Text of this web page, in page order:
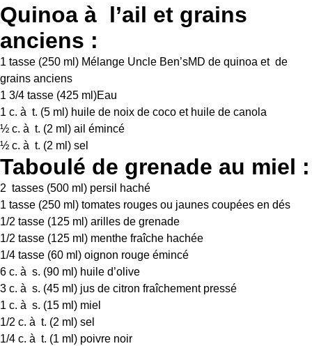
Quinoa à l’ail et grains
anciens :
1 tasse (250 ml) Mélange Uncle Ben’sMD de quinoa et de
grains anciens
1 3/4 tasse (425 ml)Eau
1 c. à t. (5 ml) huile de noix de coco et huile de canola
½ c. à t. (2 ml) ail émincé
½ c. à t. (2 ml) sel
Taboulé de grenade au miel :
2 tasses (500 ml) persil haché
1 tasse (250 ml) tomates rouges ou jaunes coupées en dés
1/2 tasse (125 ml) arilles de grenade
1/2 tasse (125 ml) menthe fraîche hachée
1/4 tasse (60 ml) oignon rouge émincé
6 c. à s. (90 ml) huile d’olive
3 c. à s. (45 ml) jus de citron fraîchement pressé
1 c. à s. (15 ml) miel
1/2 c. à t. (2 ml) sel
1/4 c. à t. (1 ml) poivre noir